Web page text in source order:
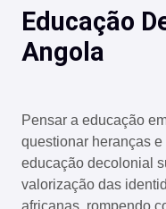
Educação
Angola
Pensar a educação
questionar heranças
educação decolonial
valorização das
africanas, rompendo